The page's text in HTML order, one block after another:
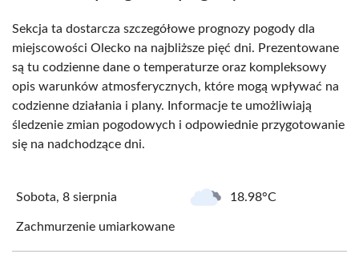
Sekcja ta dostarcza szczegółowe prognozy pogody dla
miejscowości Olecko na najbliższe pięć dni. Prezentowane
są tu codzienne dane o temperaturze oraz kompleksowy
opis warunków atmosferycznych, które mogą wpływać na
codzienne działania i plany. Informacje te umożliwiają
śledzenie zmian pogodowych i odpowiednie przygotowanie
się na nadchodzące dni.
Sobota, 8 sierpnia 18.98°C
Zachmurzenie umiarkowane